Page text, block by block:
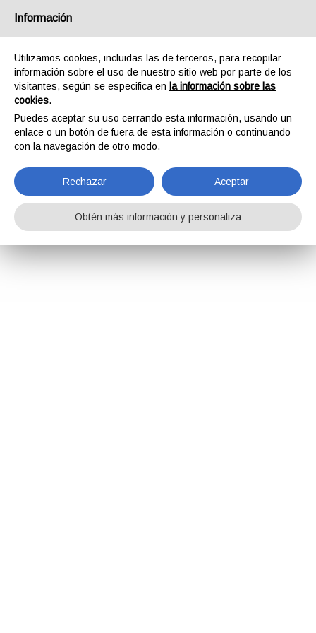
Información
Utilizamos cookies, incluidas las de terceros, para recopilar
información sobre el uso de nuestro sitio web por parte de los
visitantes, según se especifica en la información sobre las
cookies.
Puedes aceptar su uso cerrando esta información, usando un
enlace o un botón de fuera de esta información o continuando
con la navegación de otro modo.
Rechazar Aceptar
Obtén más información y personaliza